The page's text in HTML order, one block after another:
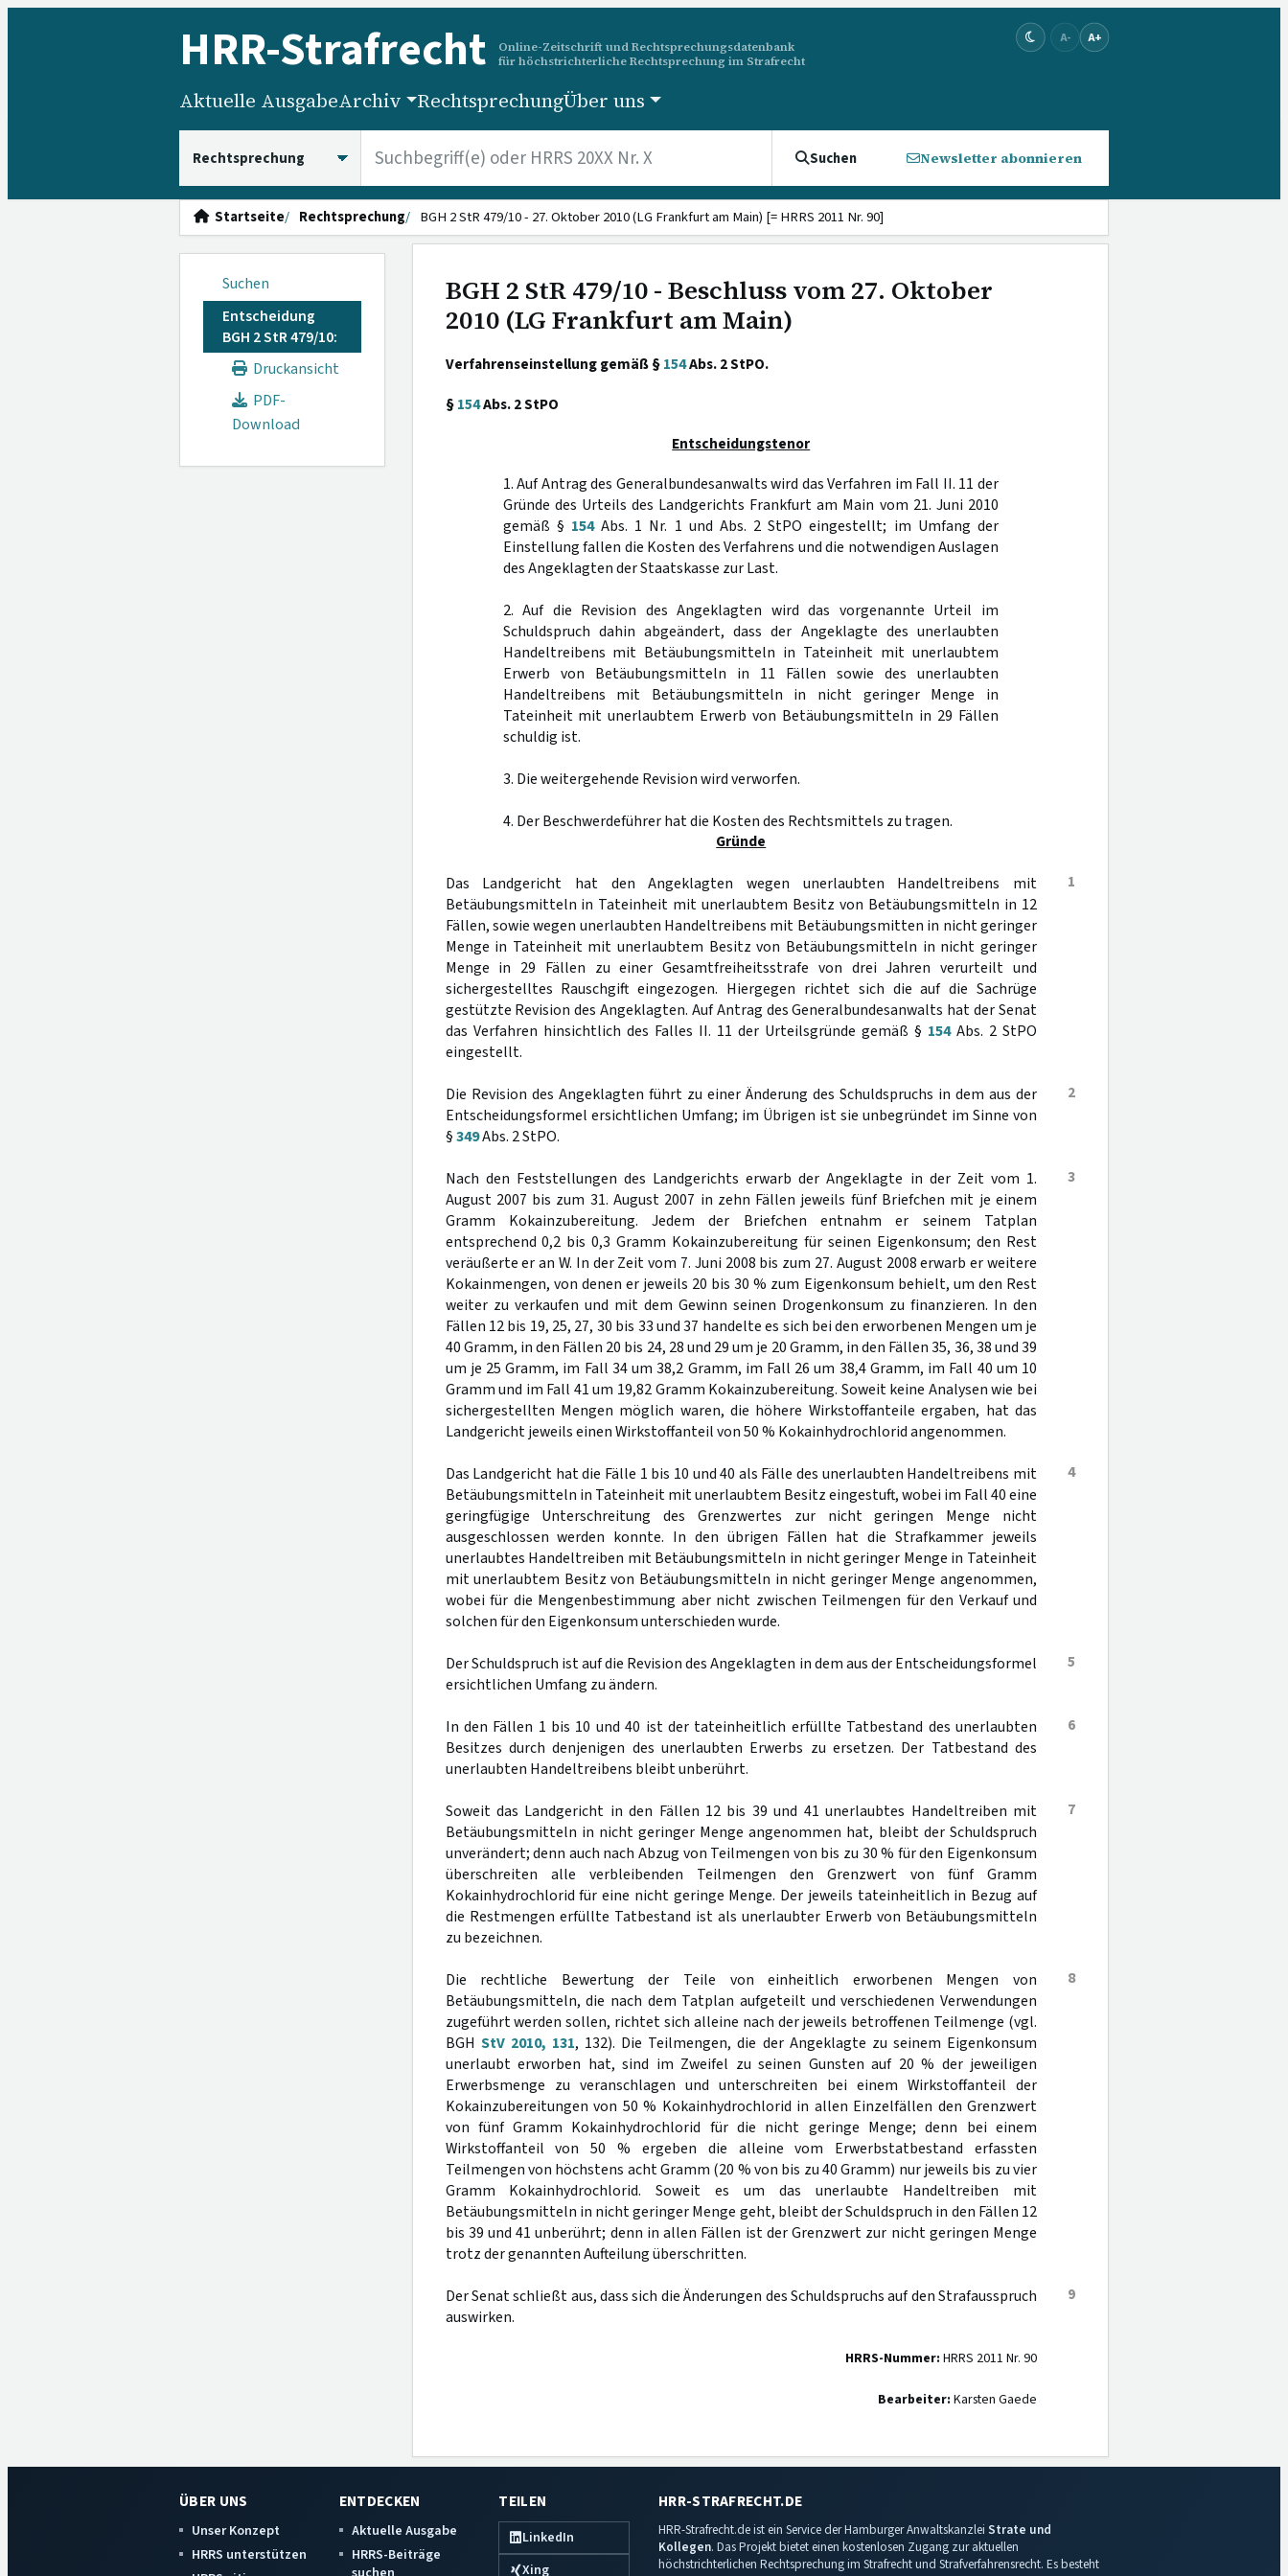
HRR-Strafrecht
Online-Zeitschrift und Rechtsprechungsdatenbank
für höchstrichterliche Rechtsprechung im Strafrecht
A- A+
Aktuelle AusgabeArchiv RechtsprechungÜber uns
Suchen Newsletter abonnieren
Startseite Rechtsprechung BGH 2 StR 479/10 - 27. Oktober 2010 (LG Frankfurt am Main) [= HRRS 2011 Nr. 90]
Suchen
Entscheidung
BGH 2 StR 479/10:
Druckansicht
PDF-
Download
BGH 2 StR 479/10 - Beschluss vom 27. Oktober
2010 (LG Frankfurt am Main)
Verfahrenseinstellung gemäß §154Abs. 2 StPO.
§154Abs. 2 StPO
Entscheidungstenor
1. Auf Antrag des Generalbundesanwalts wird das Verfahren im Fall II. 11 der
Gründe des Urteils des Landgerichts Frankfurt am Main vom 21. Juni 2010
gemäß § 154Abs. 1 Nr. 1 und Abs. 2 StPO eingestellt; im Umfang der
Einstellung fallen die Kosten des Verfahrens und die notwendigen Auslagen
des Angeklagten der Staatskasse zur Last.
2. Auf die Revision des Angeklagten wird das vorgenannte Urteil im
Schuldspruch dahin abgeändert, dass der Angeklagte des unerlaubten
Handeltreibens mit Betäubungsmitteln in Tateinheit mit unerlaubtem
Erwerb von Betäubungsmitteln in 11 Fällen sowie des unerlaubten
Handeltreibens mit Betäubungsmitteln in nicht geringer Menge in
Tateinheit mit unerlaubtem Erwerb von Betäubungsmitteln in 29 Fällen
schuldig ist.
3. Die weitergehende Revision wird verworfen.
4. Der Beschwerdeführer hat die Kosten des Rechtsmittels zu tragen.
Gründe
1
Das Landgericht hat den Angeklagten wegen unerlaubten Handeltreibens mit
Betäubungsmitteln in Tateinheit mit unerlaubtem Besitz von Betäubungsmitteln in 12
Fällen, sowie wegen unerlaubten Handeltreibens mit Betäubungsmitten in nicht geringer
Menge in Tateinheit mit unerlaubtem Besitz von Betäubungsmitteln in nicht geringer
Menge in 29 Fällen zu einer Gesamtfreiheitsstrafe von drei Jahren verurteilt und
sichergestelltes Rauschgift eingezogen. Hiergegen richtet sich die auf die Sachrüge
gestützte Revision des Angeklagten. Auf Antrag des Generalbundesanwalts hat der Senat
das Verfahren hinsichtlich des Falles II. 11 der Urteilsgründe gemäß § 154Abs. 2 StPO
eingestellt.
2
Die Revision des Angeklagten führt zu einer Änderung des Schuldspruchs in dem aus der
Entscheidungsformel ersichtlichen Umfang; im Übrigen ist sie unbegründet im Sinne von
§349Abs. 2 StPO.
3
Nach den Feststellungen des Landgerichts erwarb der Angeklagte in der Zeit vom 1.
August 2007 bis zum 31. August 2007 in zehn Fällen jeweils fünf Briefchen mit je einem
Gramm Kokainzubereitung. Jedem der Briefchen entnahm er seinem Tatplan
entsprechend 0,2 bis 0,3 Gramm Kokainzubereitung für seinen Eigenkonsum; den Rest
veräußerte er an W. In der Zeit vom 7. Juni 2008 bis zum 27. August 2008 erwarb er weitere
Kokainmengen, von denen er jeweils 20 bis 30 % zum Eigenkonsum behielt, um den Rest
weiter zu verkaufen und mit dem Gewinn seinen Drogenkonsum zu finanzieren. In den
Fällen 12 bis 19, 25, 27, 30 bis 33 und 37 handelte es sich bei den erworbenen Mengen um je
40 Gramm, in den Fällen 20 bis 24, 28 und 29 um je 20 Gramm, in den Fällen 35, 36, 38 und 39
um je 25 Gramm, im Fall 34 um 38,2 Gramm, im Fall 26 um 38,4 Gramm, im Fall 40 um 10
Gramm und im Fall 41 um 19,82 Gramm Kokainzubereitung. Soweit keine Analysen wie bei
sichergestellten Mengen möglich waren, die höhere Wirkstoffanteile ergaben, hat das
Landgericht jeweils einen Wirkstoffanteil von 50 % Kokainhydrochlorid angenommen.
4
Das Landgericht hat die Fälle 1 bis 10 und 40 als Fälle des unerlaubten Handeltreibens mit
Betäubungsmitteln in Tateinheit mit unerlaubtem Besitz eingestuft, wobei im Fall 40 eine
geringfügige Unterschreitung des Grenzwertes zur nicht geringen Menge nicht
ausgeschlossen werden konnte. In den übrigen Fällen hat die Strafkammer jeweils
unerlaubtes Handeltreiben mit Betäubungsmitteln in nicht geringer Menge in Tateinheit
mit unerlaubtem Besitz von Betäubungsmitteln in nicht geringer Menge angenommen,
wobei für die Mengenbestimmung aber nicht zwischen Teilmengen für den Verkauf und
solchen für den Eigenkonsum unterschieden wurde.
5
Der Schuldspruch ist auf die Revision des Angeklagten in dem aus der Entscheidungsformel
ersichtlichen Umfang zu ändern.
6
In den Fällen 1 bis 10 und 40 ist der tateinheitlich erfüllte Tatbestand des unerlaubten
Besitzes durch denjenigen des unerlaubten Erwerbs zu ersetzen. Der Tatbestand des
unerlaubten Handeltreibens bleibt unberührt.
7
Soweit das Landgericht in den Fällen 12 bis 39 und 41 unerlaubtes Handeltreiben mit
Betäubungsmitteln in nicht geringer Menge angenommen hat, bleibt der Schuldspruch
unverändert; denn auch nach Abzug von Teilmengen von bis zu 30 % für den Eigenkonsum
überschreiten alle verbleibenden Teilmengen den Grenzwert von fünf Gramm
Kokainhydrochlorid für eine nicht geringe Menge. Der jeweils tateinheitlich in Bezug auf
die Restmengen erfüllte Tatbestand ist als unerlaubter Erwerb von Betäubungsmitteln
zu bezeichnen.
8
Die rechtliche Bewertung der Teile von einheitlich erworbenen Mengen von
Betäubungsmitteln, die nach dem Tatplan aufgeteilt und verschiedenen Verwendungen
zugeführt werden sollen, richtet sich alleine nach der jeweils betroffenen Teilmenge (vgl.
BGH StV 2010, 131, 132). Die Teilmengen, die der Angeklagte zu seinem Eigenkonsum
unerlaubt erworben hat, sind im Zweifel zu seinen Gunsten auf 20 % der jeweiligen
Erwerbsmenge zu veranschlagen und unterschreiten bei einem Wirkstoffanteil der
Kokainzubereitungen von 50 % Kokainhydrochlorid in allen Einzelfällen den Grenzwert
von fünf Gramm Kokainhydrochlorid für die nicht geringe Menge; denn bei einem
Wirkstoffanteil von 50 % ergeben die alleine vom Erwerbstatbestand erfassten
Teilmengen von höchstens acht Gramm (20 % von bis zu 40 Gramm) nur jeweils bis zu vier
Gramm Kokainhydrochlorid. Soweit es um das unerlaubte Handeltreiben mit
Betäubungsmitteln in nicht geringer Menge geht, bleibt der Schuldspruch in den Fällen 12
bis 39 und 41 unberührt; denn in allen Fällen ist der Grenzwert zur nicht geringen Menge
trotz der genannten Aufteilung überschritten.
9
Der Senat schließt aus, dass sich die Änderungen des Schuldspruchs auf den Strafausspruch
auswirken.
HRRS-Nummer: HRRS 2011 Nr. 90
Bearbeiter: Karsten Gaede
ÜBER UNS
Unser Konzept
HRRS unterstützen
ENTDECKEN
Aktuelle Ausgabe
HRRS-Beiträge
TEILEN
LinkedIn
Xing
HRR-STRAFRECHT.DE
HRR-Strafrecht.de ist ein Service der Hamburger Anwaltskanzlei Strate und
Kollegen. Das Projekt bietet einen kostenlosen Zugang zur aktuellen
höchstrichterlichen Rechtsprechung im Strafrecht und Strafverfahrensrecht. Es besteht